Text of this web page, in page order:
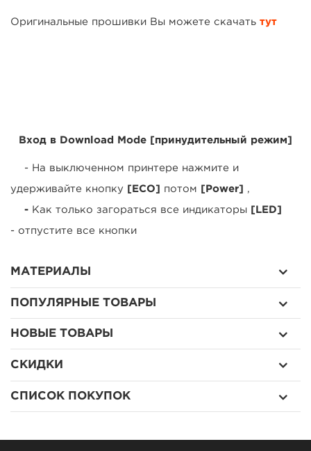
Оригинальные прошивки Вы можете скачать тут
Вход в Download Mode [принудительный режим]
- На выключенном принтере нажмите и
удерживайте кнопку [ECO] потом [Power] ,
- Как только загораться все индикаторы [LED]
- отпустите все кнопки
МАТЕРИАЛЫ
ПОПУЛЯРНЫЕ ТОВАРЫ
НОВЫЕ ТОВАРЫ
СКИДКИ
СПИСОК ПОКУПОК